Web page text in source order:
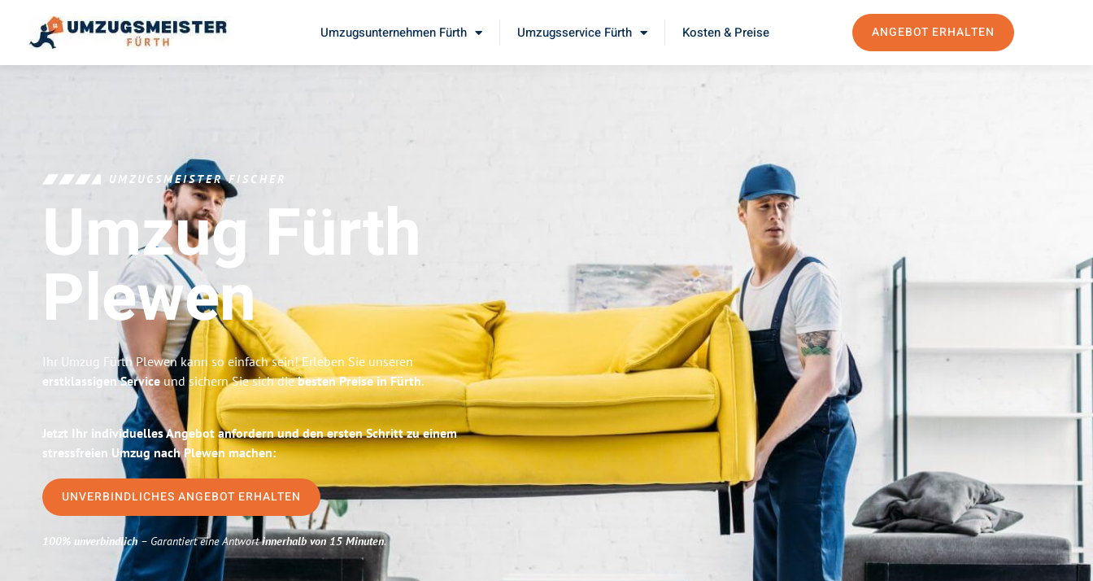
Umzugsunternehmen Fürth Umzugsservice Fürth Kosten & Preise ANGEBOT ERHALTEN
UMZUGSMEISTER FISCHER
Umzug Fürth
Plewen
Ihr Umzug Fürth Plewen kann so einfach sein! Erleben Sie unseren
erstklassigen Service und sichern Sie sich diebesten Preise in Fürth.
Jetzt Ihr individuelles Angebot anfordern und den ersten Schritt zu einem
stressfreien Umzug nach Plewen machen:
UNVERBINDLICHES ANGEBOT ERHALTEN
100% unverbindlich– Garantiert eine Antwortinnerhalb von 15 Minuten.